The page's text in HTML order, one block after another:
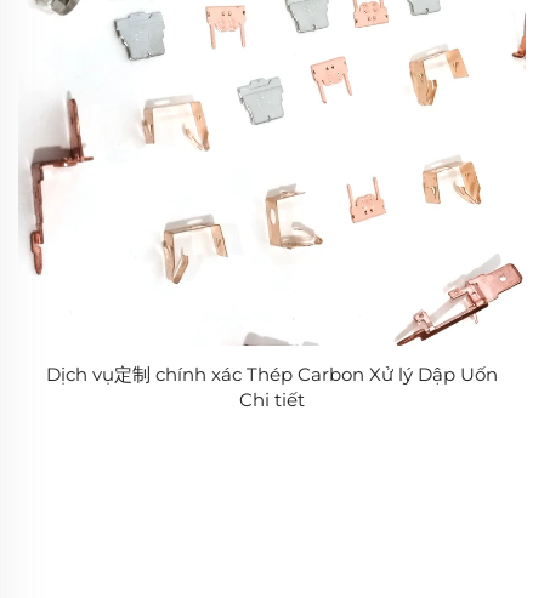
Dịch vụ定制 chính xác Thép Carbon Xử lý Dập Uốn
Chi tiết